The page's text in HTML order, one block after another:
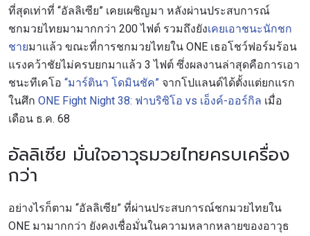
ที่สุดเท่าที่ “อัลลิเซีย” เคยเผชิญมา หลังผ่านประสบการณ์
ชกมวยไทยมามากกว่า 200 ไฟต์ รวมถึงยังเคยเอาชนะนักชก
ชายมาแล้ว ขณะที่การชกมวยไทยใน ONE เธอโชว์ฟอร์มร้อน
แรงคว้าชัยไม่ครบยกมาแล้ว 3 ไฟต์ ซึ่งผลงานล่าสุดคือการเอา
ชนะทีเคโอ “มาร์ตินา โดมินชัค” จากโปแลนด์ได้ตั้งแต่ยกแรก
ในศึก ONE Fight Night 38: ฟาบริซิโอ vs เอ็งค์-ออร์กิล เมื่อ
เดือน ธ.ค. 68
อัลลิเซีย มั่นใจอาวุธมวยไทยครบเครื่อง
กว่า
อย่างไรก็ตาม “อัลลิเซีย” ที่ผ่านประสบการณ์ชกมวยไทยใน
ONE มามากกว่า ยังคงเชื่อมั่นในความหลากหลายของอาวุธ